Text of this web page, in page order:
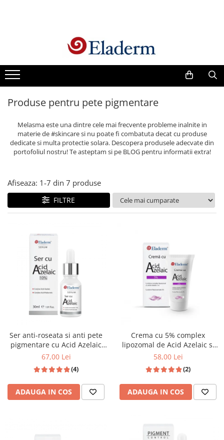
Vezi toate produsele
Creme cu protectie solara
Produse Antirid
Produse Hidratante
Antirozacee
Produse Anti sebum
Produse Antiacnee
Seruri
Produse Par si Scalp
Produse pentru curatare
Creme Emoliente
Creme cu Uree
Produse pentru pete pigmentare
Evidence skincare
Pachete
Produse pentru pete pigmentare
Melasma este una dintre cele mai frecvente probleme inalnite in
materie de #skincare si nu poate fi combatuta decat cu produse
dedicate si multa protectie solara. Descopera produsele adecvate din
portofoliul nostru! Te asteptam si pe BLOG pentru informatii extra!
Afiseaza: 1-7 din 7 produse
FILTRE
Ser anti-roseata si anti pete
pigmentare cu Acid Azelaic
10% si Acid Hialuronic 30ml
67,00 Lei
(4)
ADAUGA IN COS
Crema cu 5% complex
lipozomal de Acid Azelaic si
5% Niacinamida 50ml
58,00 Lei
(2)
ADAUGA IN COS